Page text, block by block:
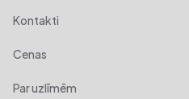
Kontakti
Cenas
Par uzlīmēm